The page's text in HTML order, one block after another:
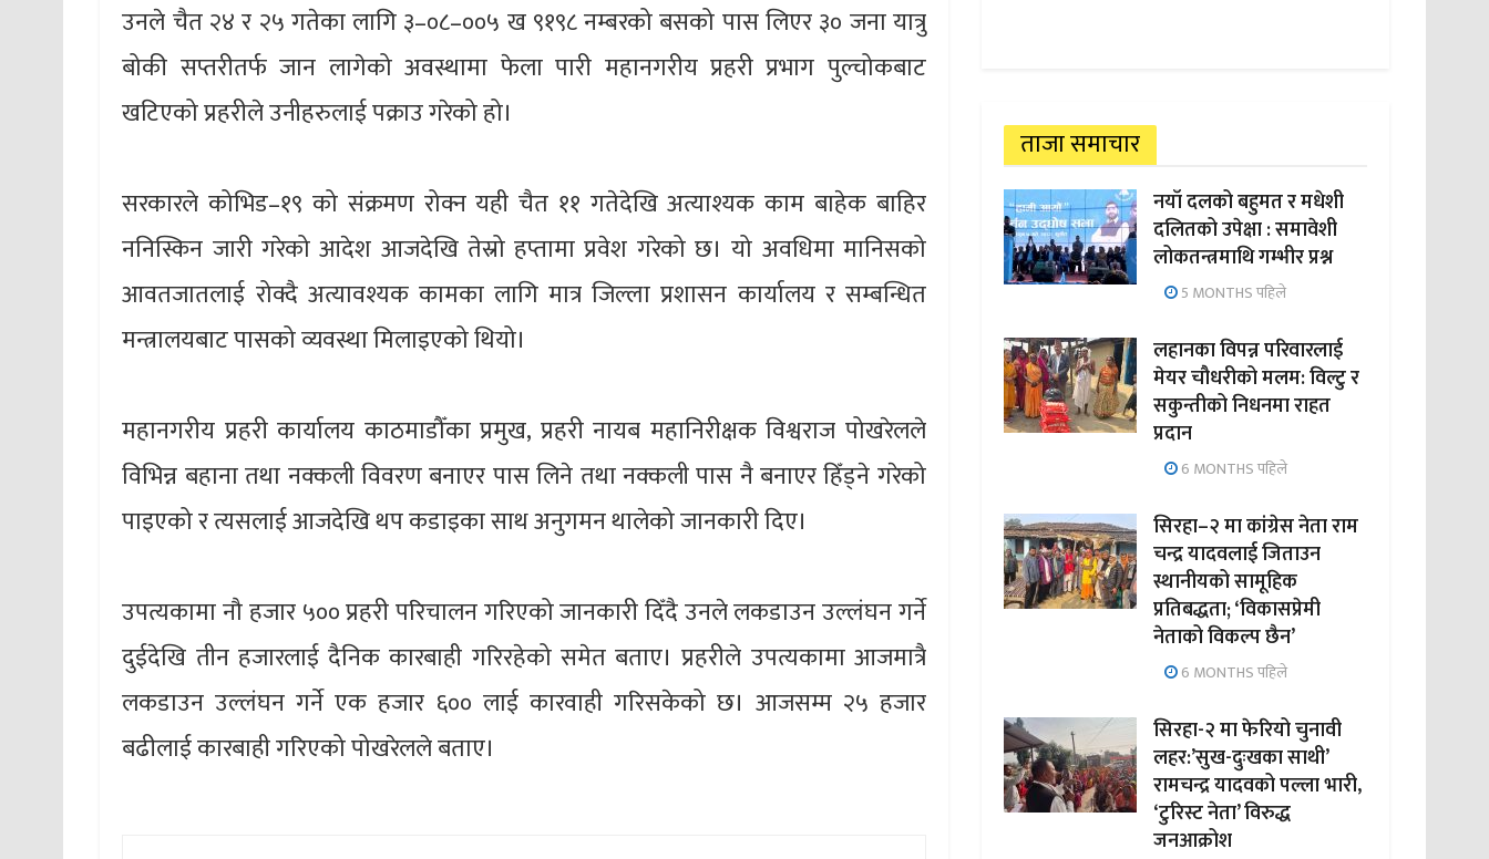
उनले चैत २४ र २५ गतेका लागि ३–०८–००५ ख ९१९८ नम्बरको बसको पास लिएर ३० जना यात्रु
बोकी सप्तरीतर्फ जान लागेको अवस्थामा फेला पारी महानगरीय प्रहरी प्रभाग पुल्चोकबाट
खटिएको प्रहरीले उनीहरुलाई पक्राउ गरेको हो।
सरकारले कोभिड–१९ को संक्रमण रोक्न यही चैत ११ गतेदेखि अत्याश्यक काम बाहेक बाहिर
ननिस्किन जारी गरेको आदेश आजदेखि तेस्रो हप्तामा प्रवेश गरेको छ। यो अवधिमा मानिसको
आवतजातलाई रोक्दै अत्यावश्यक कामका लागि मात्र जिल्ला प्रशासन कार्यालय र सम्बन्धित
मन्त्रालयबाट पासको व्यवस्था मिलाइएको थियो।
महानगरीय प्रहरी कार्यालय काठमाडौँका प्रमुख, प्रहरी नायब महानिरीक्षक विश्वराज पोखरेलले
विभिन्न बहाना तथा नक्कली विवरण बनाएर पास लिने तथा नक्कली पास नै बनाएर हिँड्ने गरेको
पाइएको र त्यसलाई आजदेखि थप कडाइका साथ अनुगमन थालेको जानकारी दिए।
उपत्यकामा नौ हजार ५०० प्रहरी परिचालन गरिएको जानकारी दिँदै उनले लकडाउन उल्लंघन गर्ने
दुईदेखि तीन हजारलाई दैनिक कारबाही गरिरहेको समेत बताए। प्रहरीले उपत्यकामा आजमात्रै
लकडाउन उल्लंघन गर्ने एक हजार ६०० लाई कारवाही गरिसकेको छ। आजसम्म २५ हजार
बढीलाई कारबाही गरिएको पोखरेलले बताए।
ताजा समाचार
नयाँ दलको बहुमत र मधेशी
दलितको उपेक्षा : समावेशी
लोकतन्त्रमाथि गम्भीर प्रश्न
5 MONTHS पहिले
लहानका विपन्न परिवारलाई
मेयर चौधरीको मलम: विल्टु र
सकुन्तीको निधनमा राहत
प्रदान
6 MONTHS पहिले
सिरहा–२ मा कांग्रेस नेता राम
चन्द्र यादवलाई जिताउन
स्थानीयको सामूहिक
प्रतिबद्धता; ‘विकासप्रेमी
नेताको विकल्प छैन’
6 MONTHS पहिले
सिरहा-२ मा फेरियो चुनावी
लहर:’सुख-दुःखका साथी’
रामचन्द्र यादवको पल्ला भारी,
‘टुरिस्ट नेता’ विरुद्ध
जनआक्रोश